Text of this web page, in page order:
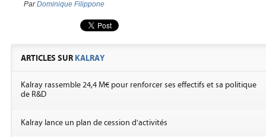
ParDominique Filippone
ARTICLES SUR KALRAY
Kalray rassemble 24,4 M€ pour renforcer ses effectifs et sa politique
de R&D
Kalray lance un plan de cession d'activités